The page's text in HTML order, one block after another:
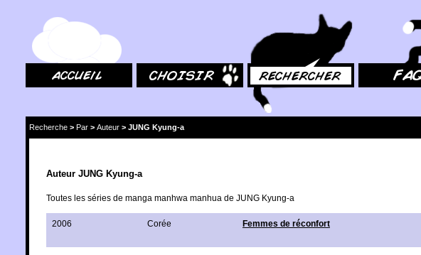
Recherche > Par > Auteur > JUNG Kyung-a
Auteur JUNG Kyung-a
Toutes les séries de manga manhwa manhua de JUNG Kyung-a
2006 Corée Femmes de réconfort